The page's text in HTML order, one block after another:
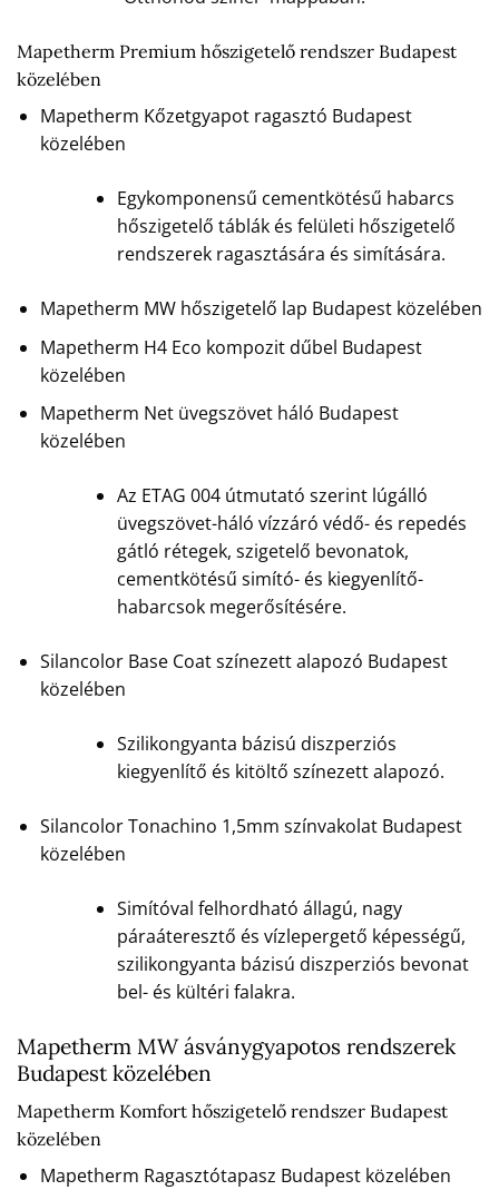
Mapetherm Premium hőszigetelő rendszer Budapest
közelében
Mapetherm Kőzetgyapot ragasztó Budapest
közelében
Egykomponensű cementkötésű habarcs
hőszigetelő táblák és felületi hőszigetelő
rendszerek ragasztására és simítására.
Mapetherm MW hőszigetelő lap Budapest közelében
Mapetherm H4 Eco kompozit dűbel Budapest
közelében
Mapetherm Net üvegszövet háló Budapest
közelében
Az ETAG 004 útmutató szerint lúgálló
üvegszövet-háló vízzáró védő- és repedés
gátló rétegek, szigetelő bevonatok,
cementkötésű simító- és kiegyenlítő-
habarcsok megerősítésére.
Silancolor Base Coat színezett alapozó Budapest
közelében
Szilikongyanta bázisú diszperziós
kiegyenlítő és kitöltő színezett alapozó.
Silancolor Tonachino 1,5mm színvakolat Budapest
közelében
Simítóval felhordható állagú, nagy
páraáteresztő és vízlepergető képességű,
szilikongyanta bázisú diszperziós bevonat
bel- és kültéri falakra.
Mapetherm MW ásványgyapotos rendszerek
Budapest közelében
Mapetherm Komfort hőszigetelő rendszer Budapest
közelében
Mapetherm Ragasztótapasz Budapest közelében